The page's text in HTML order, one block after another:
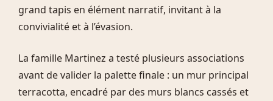
grand tapis en élément narratif, invitant à la
convivialité et à l’évasion.
La famille Martinez a testé plusieurs associations
avant de valider la palette finale : un mur principal
terracotta, encadré par des murs blancs cassés et